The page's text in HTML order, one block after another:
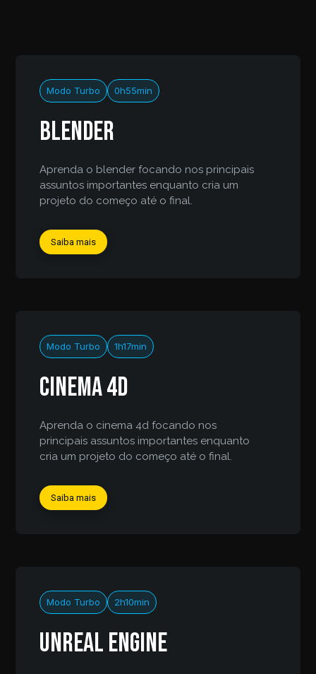
Modo Turbo 0h55min
Blender
Aprenda o blender focando nos principais
assuntos importantes enquanto cria um
projeto do começo até o final.
Saiba mais
Modo Turbo 1h17min
Cinema 4d
Aprenda o cinema 4d focando nos
principais assuntos importantes enquanto
cria um projeto do começo até o final.
Saiba mais
Modo Turbo 2h10min
Unreal Engine